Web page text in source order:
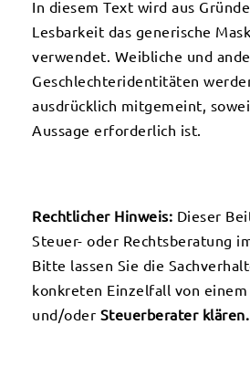
In diesem Text wird aus
Lesbarkeit das generische
verwendet. Weibliche und
Geschlechteridentitäten
ausdrücklich mitgemeint,
Aussage erforderlich ist.
Rechtlicher Hinweis: Dieser
Steuer- oder Rechtsberatung
Bitte lassen Sie die
konkreten Einzelfall von einem
und/oder Steuerberater klären.